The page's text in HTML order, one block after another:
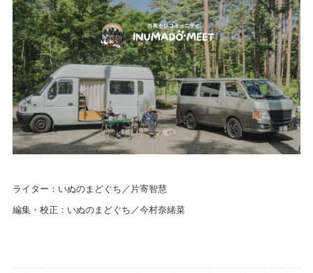
ライター：いぬのまどぐち／片寄智慧
編集・校正：いぬのまどぐち／今村奈緒菜